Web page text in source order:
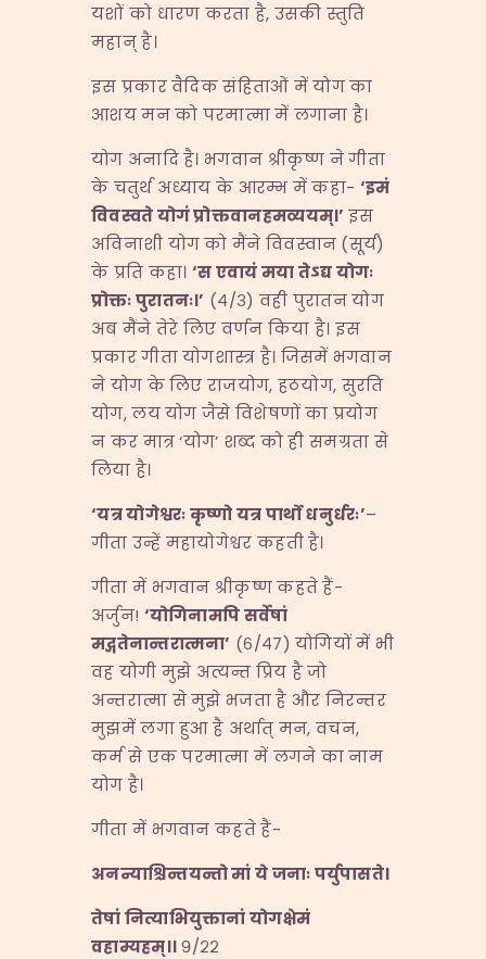
यशों को धारण करता है, उसकी स्तुति
महान् है।
इस प्रकार वैदिक संहिताओं में योग का
आशय मन को परमात्मा में लगाना है।
योग अनादि है। भगवान श्रीकृष्ण ने गीता
के चतुर्थ अध्याय के आरम्भ में कहा- ‘इमं
विवस्वते योगं प्रोक्तवानहमव्ययम्।’इस
अविनाशी योग को मैंने विवस्वान (सूर्य)
के प्रति कहा। ‘स एवायं मया तेऽद्य योगः
प्रोक्तः पुरातनः।’ (४/३) वही पुरातन योग
अब मैंने तेरे लिए वर्णन किया है। इस
प्रकार गीता योगशास्त्र है। जिसमें भगवान
ने योग के लिए राजयोग, हठयोग, सुरति
योग, लय योग जैसे विशेषणों का प्रयोग
न कर मात्र ‘योग’ शब्द को ही समग्रता से
लिया है।
‘यत्र योगेश्वरः कृष्णो यत्र पार्थो धनुर्धरः’–
गीता उन्हें महायोगेश्वर कहती है।
गीता में भगवान श्रीकृष्ण कहते हैं-
अर्जुन! ‘योगिनामपि सर्वेषां
मद्गतेनान्तरात्मना’ (६/४७) योगियों में भी
वह योगी मुझे अत्यन्त प्रिय है जो
अन्तरात्मा से मुझे भजता है और निरन्तर
मुझमें लगा हुआ है अर्थात् मन, वचन,
कर्म से एक परमात्मा में लगने का नाम
योग है।
गीता में भगवान कहते हैं-
अनन्याश्चिन्तयन्तो मां ये जनाः पर्युपासते।
तेषां नित्याभियुक्तानां योगक्षेमं
वहाम्यहम्।।९/२२